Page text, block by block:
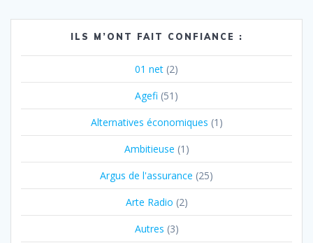
ILS M’ONT FAIT CONFIANCE :
01 net (2)
Agefi (51)
Alternatives économiques (1)
Ambitieuse (1)
Argus de l'assurance (25)
Arte Radio (2)
Autres (3)